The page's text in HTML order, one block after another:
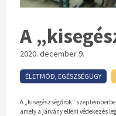
A
2020. december 9.
ÉLETMÓD, EGÉSZSÉGÜGY
A „kisegészségőrök"
amely a járvány elleni védekezés